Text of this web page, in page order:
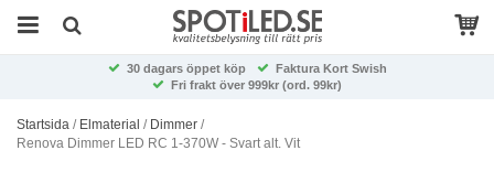
30 dagars öppet köp
Faktura Kort Swish
Fri frakt över 999kr (ord. 99kr)
Startsida / Elmaterial / Dimmer /
Renova Dimmer LED RC 1-370W - Svart alt. Vit